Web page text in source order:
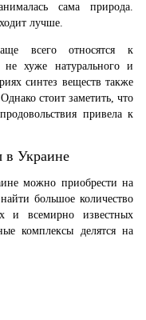
сама природа.
лучше.
всего относятся к
не хуже натурального и
синтез веществ также
стоит заметить, что
привела к
в Украине
можно приобрести на
большое количество
и всемирно известных
комплексы делятся на